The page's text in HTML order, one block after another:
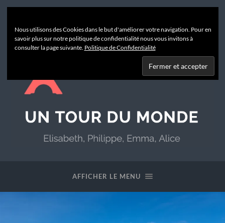
AFFICHER LE MENU
Nous utilisons des Cookies dans le but d'améliorer votre navigation. Pour en
savoir plus sur notre politique de confidentialité nous vous invitons à
consulter la page suivante. Politique de Confidentialité